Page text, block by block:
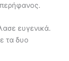
ευγενικά.
τα δυο